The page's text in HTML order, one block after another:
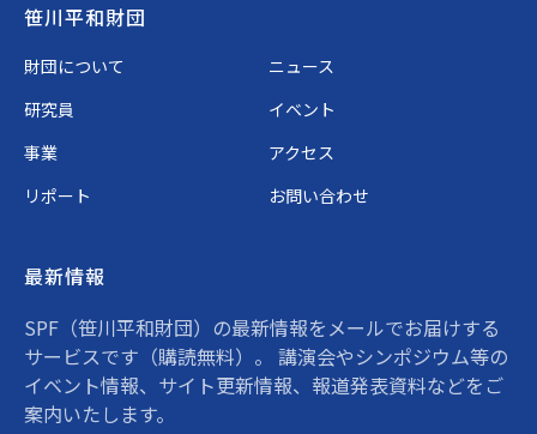
Footer
笹川平和財団
財団について
ニュース
研究員
イベント
事業
アクセス
リポート
お問い合わせ
最新情報
SPF（笹川平和財団）の最新情報をメールでお届けする
サービスです（購読無料）。 講演会やシンポジウム等の
イベント情報、サイト更新情報、報道発表資料などをご
案内いたします。